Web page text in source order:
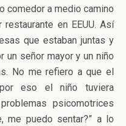
comedor a medio camino
en EEUU. Así
que estaban juntas y
señor mayor y un niño
No me refiero a que el
eso el niño tuviera
psicomotrices
me puedo sentar?” a lo